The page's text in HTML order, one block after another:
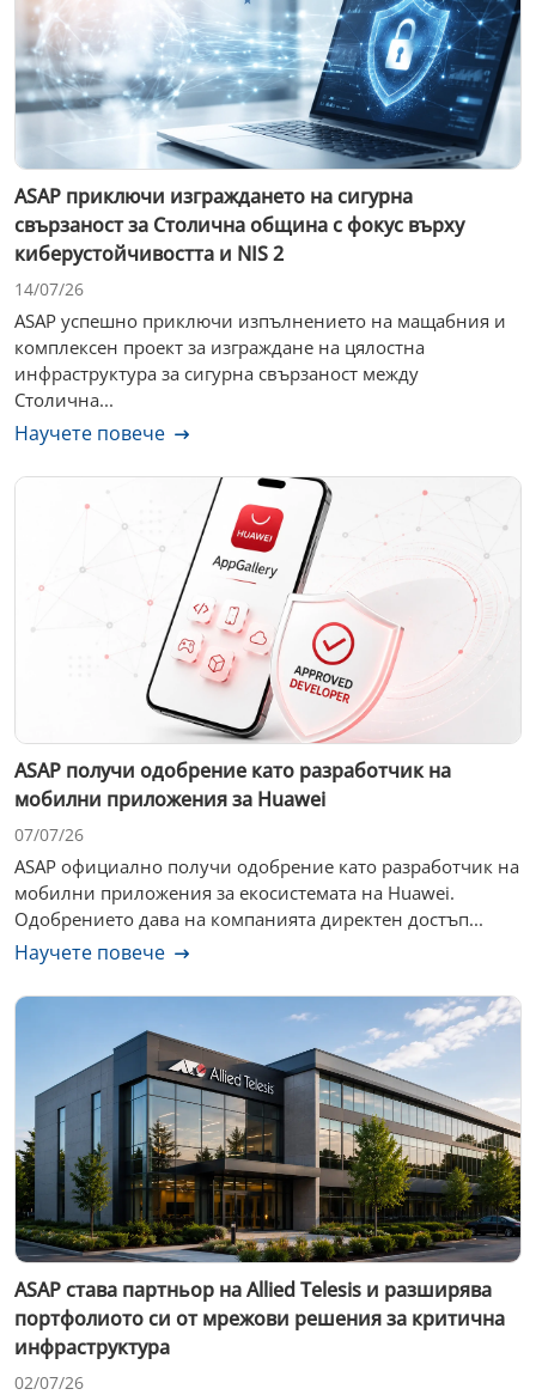
ASAP приключи изграждането на сигурна
свързаност за Столична община с фокус върху
киберустойчивостта и NIS 2
14/07/26
ASAP успешно приключи изпълнението на мащабния и
комплексен проект за изграждане на цялостна
инфраструктура за сигурна свързаност между
Столична...
Научете повече
ASAP получи одобрение като разработчик на
мобилни приложения за Huawei
07/07/26
ASAP официално получи одобрение като разработчик на
мобилни приложения за екосистемата на Huawei.
Одобрението дава на компанията директен достъп...
Научете повече
ASAP става партньор на Allied Telesis и разширява
портфолиото си от мрежови решения за критична
инфраструктура
02/07/26